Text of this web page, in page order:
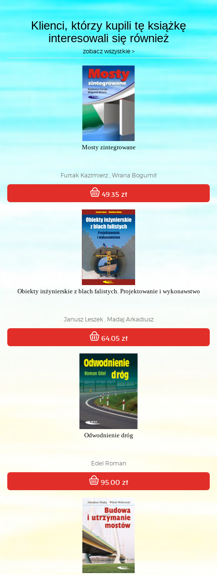
Klienci, którzy kupili tę książkę
interesowali się również
zobacz wszystkie >
Mosty zintegrowane
Furtak Kazimierz , Wrana Bogumił
49.35 zł
Obiekty inżynierskie z blach falistych. Projektowanie i wykonawstwo
Janusz Leszek , Madaj Arkadiusz
64.05 zł
Odwodnienie dróg
Edel Roman
95.00 zł